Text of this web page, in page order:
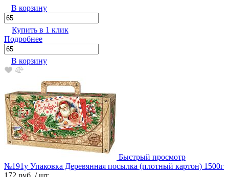
В корзину
Купить в 1 клик
Подробнее
В корзину
Быстрый просмотр
№191у Упаковка Деревянная посылка (плотный картон) 1500г
172 руб. / шт